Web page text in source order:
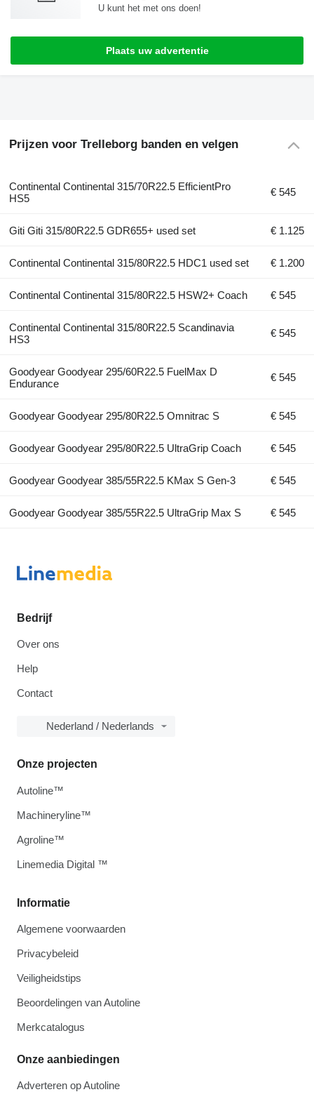
U kunt het met ons doen!
Plaats uw advertentie
Prijzen voor Trelleborg banden en velgen
Continental Continental 315/70R22.5 EfficientPro
HS5
€ 545
Giti Giti 315/80R22.5 GDR655+ used set € 1.125
Continental Continental 315/80R22.5 HDC1 used set € 1.200
Continental Continental 315/80R22.5 HSW2+ Coach € 545
Continental Continental 315/80R22.5 Scandinavia
HS3
€ 545
Goodyear Goodyear 295/60R22.5 FuelMax D
Endurance
€ 545
Goodyear Goodyear 295/80R22.5 Omnitrac S € 545
Goodyear Goodyear 295/80R22.5 UltraGrip Coach € 545
Goodyear Goodyear 385/55R22.5 KMax S Gen-3 € 545
Goodyear Goodyear 385/55R22.5 UltraGrip Max S € 545
Bedrijf
Over ons
Help
Contact
Nederland / Nederlands
Informatie
Algemene voorwaarden
Privacybeleid
Veiligheidstips
Beoordelingen van Autoline
Merkcatalogus
Onze aanbiedingen
Adverteren op Autoline
Onze projecten
Autoline™
Machineryline™
Agroline™
Linemedia Digital ™